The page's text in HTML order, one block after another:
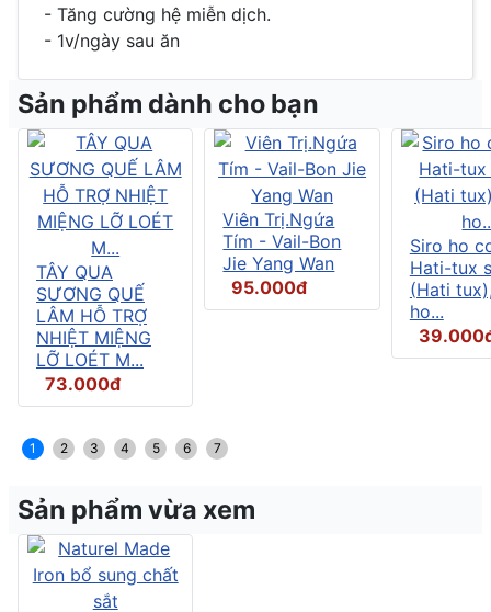
- Tăng cường hệ miễn dịch.
- 1v/ngày sau ăn
Sản phẩm dành cho bạn
TÂY QUA
SƯƠNG QUẾ
LÂM HỖ TRỢ
NHIỆT MIỆNG
LỠ LOÉT M...
73.000đ
Viên Trị.Ngứa
Tím - Vail-Bon
Jie Yang Wan
95.000đ
Siro ho
Hati-tux
(Hati
ho...
1 2 3 4 5 6 7
Sản phẩm vừa xem